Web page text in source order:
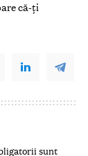
că-ți
sunt